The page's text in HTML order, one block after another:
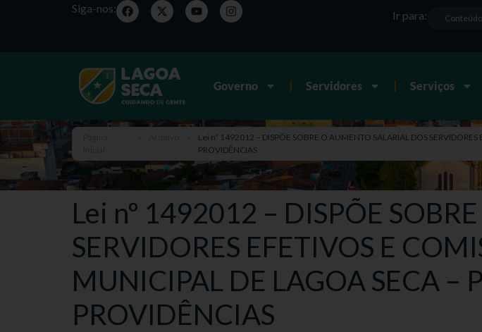
Siga-nos:
Conteúdo
Ir para:
Governo Servidores Serviços
Lei nº 1492012 – DISPÕE SOBRE O AUMENTO SALARIAL DOS
PROVIDÊNCIAS
Lei nº 1492012 – DISPÕE
SERVIDORES EFETIVOS E
MUNICIPAL DE LAGOA SECA –
PROVIDÊNCIAS